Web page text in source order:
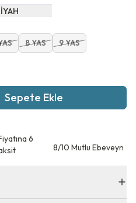
8 YAS 9 YAS
Sepete Ekle
6
8/10 Mutlu Ebeveyn